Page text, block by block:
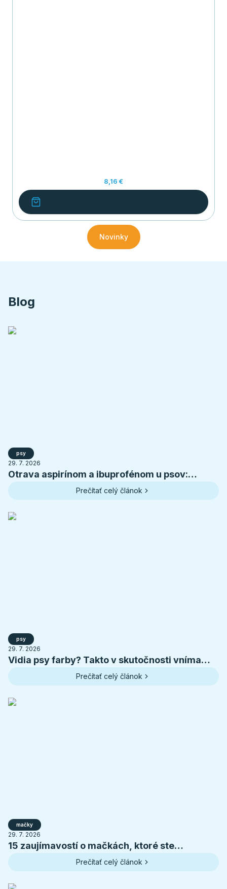
8,16 €
Novinky
Blog
psy
29. 7. 2026
Otrava aspirínom a ibuprofénom u psov:
príznaky, toxické dávky a prvá pomoc
Prečítať celý článok
psy
29. 7. 2026
Vidia psy farby? Takto v skutočnosti vníma
Prečítať celý článok
mačky
29. 7. 2026
15 zaujímavostí o mačkách, ktoré ste
pravdepodobne nevedeli
Prečítať celý článok